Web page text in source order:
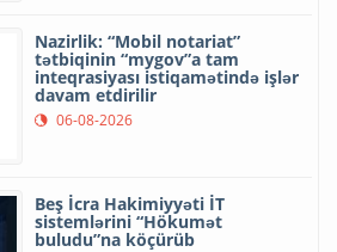
Nazirlik: “Mobil notariat”
tətbiqinin “mygov”a tam
inteqrasiyası istiqamətində işlər
davam etdirilir
06-08-2026
Beş İcra Hakimiyyəti İT
sistemlərini “Hökumət
buludu”na köçürüb